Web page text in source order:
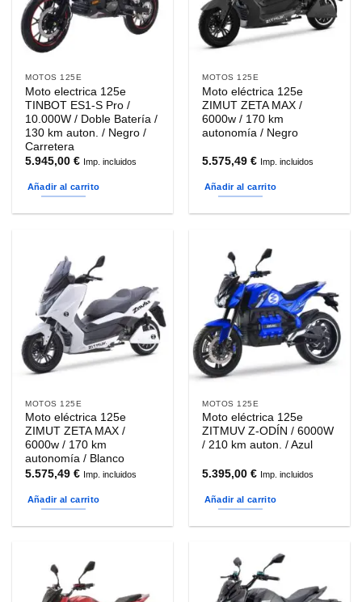
MOTOS 125E
Moto electrica 125e
TINBOT ES1-S Pro /
10.000W / Doble Batería /
130 km auton. / Negro /
Carretera
5.945,00€ Imp. incluidos
Añadir al carrito
MOTOS 125E
Moto eléctrica 125e
ZIMUT ZETA MAX /
6000w / 170 km
autonomía / Negro
5.575,49€ Imp. incluidos
Añadir al carrito
MOTOS 125E
Moto eléctrica 125e
ZIMUT ZETA MAX /
6000w / 170 km
autonomía / Blanco
5.575,49€ Imp. incluidos
Añadir al carrito
MOTOS 125E
Moto eléctrica 125e
ZITMUV Z-ODÍN / 6000W
/ 210 km auton. / Azul
5.395,00€ Imp. incluidos
Añadir al carrito